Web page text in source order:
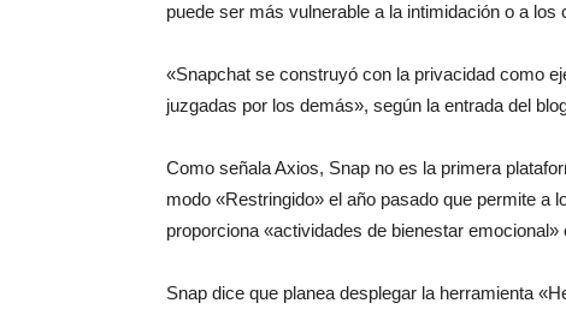
puede ser más vulnerable a la intimidación o a los
«Snapchat se construyó con la privacidad como
juzgadas por los demás», según la entrada del
Como señala Axios, Snap no es la primera
modo «Restringido» el año pasado que permite
proporciona «actividades de bienestar
Snap dice que planea desplegar la herramienta